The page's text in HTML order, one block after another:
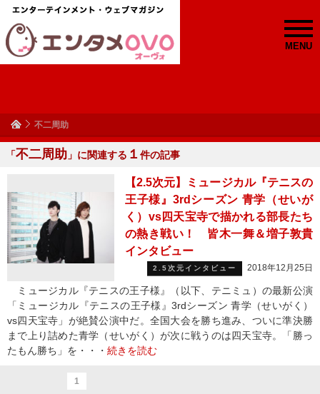
MENU
不二周助
「不二周助 」に関連する １ 件の記事
【2.5次元】ミュージカル『テニスの
王子様』3rdシーズン 青学（せいが
く）vs四天宝寺で描かれる部長たち
の熱き戦い！ 皆木一舞＆増子敦貴
インタビュー
2.5次元インタビュー 2018年12月25日
ミュージカル『テニスの王子様』（以下、テニミュ）の最新公演
「ミュージカル『テニスの王子様』3rdシーズン 青学（せいがく）
vs四天宝寺」が絶賛公演中だ。全国大会を勝ち進み、ついに準決勝
まで上り詰めた青学（せいがく）が次に戦うのは四天宝寺。「勝っ
たもん勝ち」を・・・ 続きを読む
1